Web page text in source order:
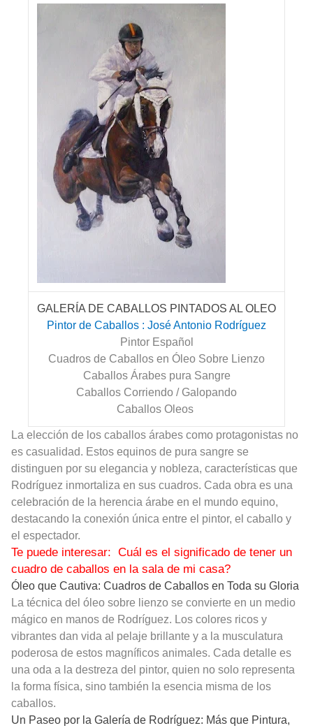
GALERÍA DE CABALLOS PINTADOS AL OLEO
Pintor de Caballos : José Antonio Rodríguez
Pintor Español
Cuadros de Caballos en Óleo Sobre Lienzo
Caballos Árabes pura Sangre
Caballos Corriendo / Galopando
Caballos Oleos
La elección de los caballos árabes como protagonistas no
es casualidad. Estos equinos de pura sangre se
distinguen por su elegancia y nobleza, características que
Rodríguez inmortaliza en sus cuadros. Cada obra es una
celebración de la herencia árabe en el mundo equino,
destacando la conexión única entre el pintor, el caballo y
el espectador.
Te puede interesar: Cuál es el significado de tener un
cuadro de caballos en la sala de mi casa?
Óleo que Cautiva: Cuadros de Caballos en Toda su Gloria
La técnica del óleo sobre lienzo se convierte en un medio
mágico en manos de Rodríguez. Los colores ricos y
vibrantes dan vida al pelaje brillante y a la musculatura
poderosa de estos magníficos animales. Cada detalle es
una oda a la destreza del pintor, quien no solo representa
la forma física, sino también la esencia misma de los
caballos.
Un Paseo por la Galería de Rodríguez: Más que Pintura,